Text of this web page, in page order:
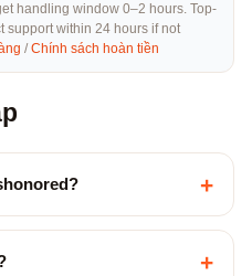
handling window 0–2 hours. Top-
support within 24 hours if not
/Chính sách hoàn tiền
+
+